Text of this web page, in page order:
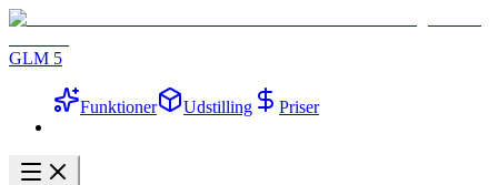
GLM 5
Funktioner Udstilling Priser